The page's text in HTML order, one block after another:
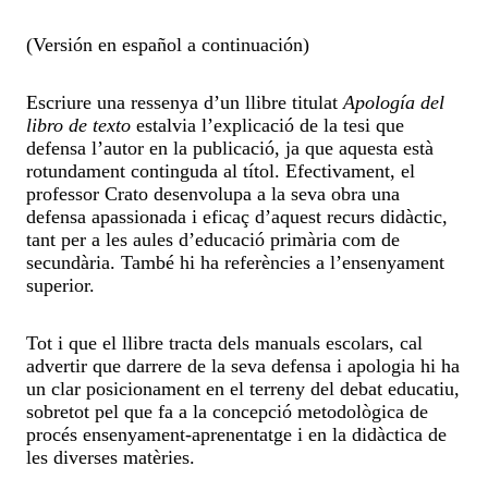
(Versión en español a continuación)
Escriure una ressenya d’un llibre titulatApología del
libro de texto estalvia l’explicació de la tesi que
defensa l’autor en la publicació, ja que aquesta està
rotundament continguda al títol. Efectivament, el
professor Crato desenvolupa a la seva obra una
defensa apassionada i eficaç d’aquest recurs didàctic,
tant per a les aules d’educació primària com de
secundària. També hi ha referències a l’ensenyament
superior.
Tot i que el llibre tracta dels manuals escolars, cal
advertir que darrere de la seva defensa i apologia hi ha
un clar posicionament en el terreny del debat educatiu,
sobretot pel que fa a la concepció metodològica de
procés ensenyament-aprenentatge i en la didàctica de
les diverses matèries.